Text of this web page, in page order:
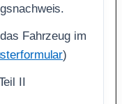
Fahrzeug im
)
II